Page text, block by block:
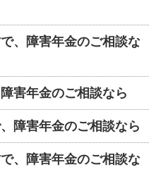
、障害年金のご相談な
害年金のご相談なら
障害年金のご相談なら
、障害年金のご相談な